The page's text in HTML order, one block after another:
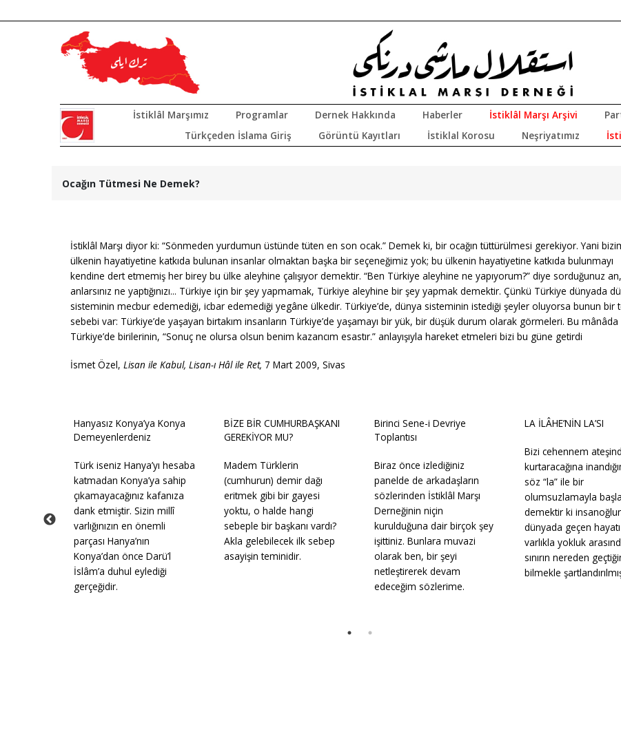
İstiklâl Marşımız Programlar Dernek Hakkında Haberler İstiklâl Marşı Arşivi
Türkçeden İslama Giriş
Görüntü Kayıtları İstiklal Korosu Neşriyatımız
Ocağın Tütmesi Ne Demek?
İstiklâl Marşı diyor ki: “Sönmeden yurdumun üstünde tüten en son ocak.” Demek ki, bir ocağın tüttürülmesi gerekiyor. Yani
ülkenin hayatiyetine katkıda bulunan insanlar olmaktan başka bir seçeneğimiz yok; bu ülkenin hayatiyetine katkıda bulunmayı
kendine dert etmemiş her birey bu ülke aleyhine çalışıyor demektir. “Ben Türkiye aleyhine ne yapıyorum?” diye sorduğunuz an,
anlarsınız ne yaptığınızı... Türkiye için bir şey yapmamak, Türkiye aleyhine bir şey yapmak demektir. Çünkü Türkiye dünyada
sisteminin mecbur edemediği, icbar edemediği yegâne ülkedir. Türkiye’de, dünya sisteminin istediği şeyler oluyorsa bunun bir
sebebi var: Türkiye’de yaşayan birtakım insanların Türkiye’de yaşamayı bir yük, bir düşük durum olarak görmeleri. Bu mânâda
Türkiye’de birilerinin, “Sonuç ne olursa olsun benim kazancım esastır.” anlayışıyla hareket etmeleri bizi bu güne getirdi
İsmet Özel, Lisan ile Kabul, Lisan-ı Hâl ile Ret, 7 Mart 2009, Sivas
Hanyasız Konya’ya Konya
Demeyenlerdeniz
Türk iseniz Hanya’yı hesaba
katmadan Konya’ya sahip
çıkamayacağınız kafanıza
dank etmiştir. Sizin millî
varlığınızın en önemli
parçası Hanya’nın
Konya’dan önce Darü’l
İslâm’a duhul eylediği
gerçeğidir.
BİZE BİR CUMHURBAŞKANI
GEREKİYOR MU?
Madem Türklerin
(cumhurun) demir dağı
eritmek gibi bir gayesi
yoktu, o halde hangi
sebeple bir başkanı vardı?
Akla gelebilecek ilk sebep
asayişin teminidir.
Birinci Sene-i Devriye
Toplantısı
Biraz önce izlediğiniz
panelde de arkadaşların
sözlerinden İstiklâl Marşı
Derneğinin niçin
kurulduğuna dair birçok şey
işittiniz. Bunlara muvazi
olarak ben, bir şeyi
netleştirerek devam
edeceğim sözlerime.
LA İLÂHE’NİN LA’SI
Bizi cehennem
kurtaracağına
söz “la” ile bir
olumsuzlamayla
demektir ki
dünyada geçen hayatı
varlıkla yokluk
sınırın nereden
bilmekle